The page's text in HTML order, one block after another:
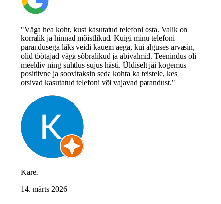
"Väga hea koht, kust kasutatud telefoni osta. Valik on
korralik ja hinnad mõistlikud. Kuigi minu telefoni
parandusega läks veidi kauem aega, kui alguses arvasin,
olid töötajad väga sõbralikud ja abivalmid. Teenindus oli
meeldiv ning suhtlus sujus hästi. Üldiselt jäi kogemus
positiivne ja soovitaksin seda kohta ka teistele, kes
otsivad kasutatud telefoni või vajavad parandust."
Karel
14. märts 2026